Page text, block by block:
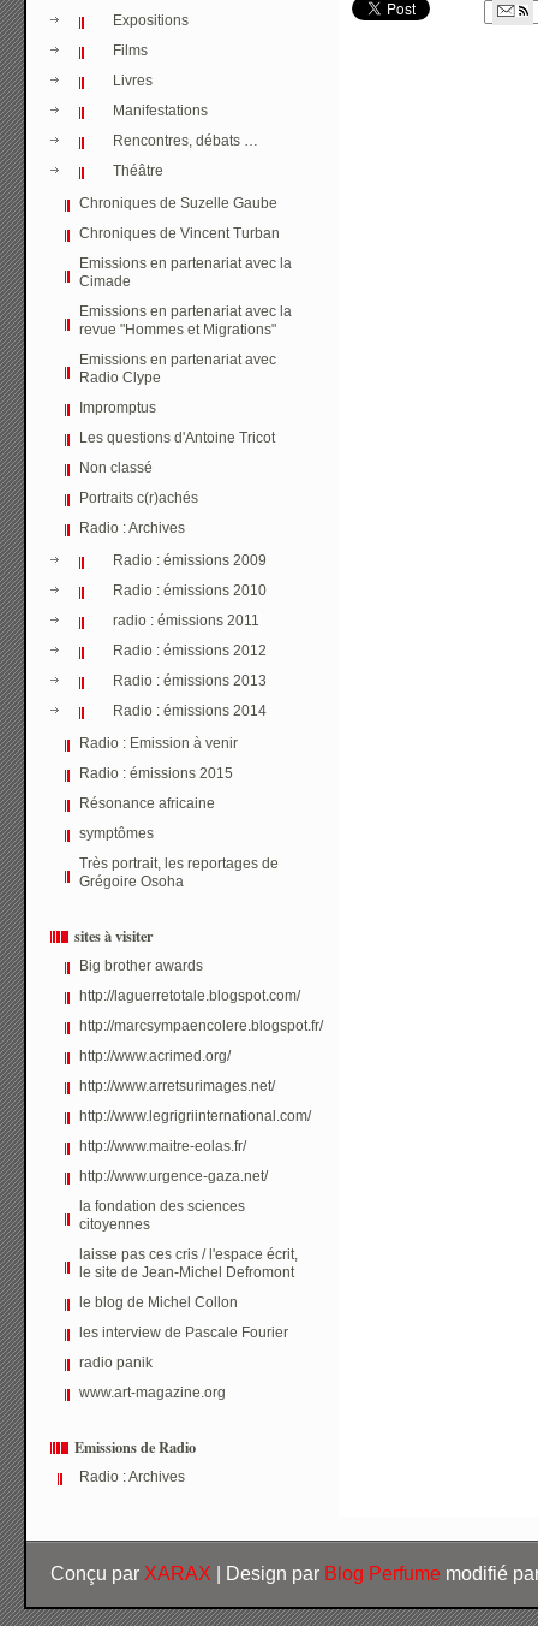
Expositions
Films
Livres
Manifestations
Rencontres, débats …
Théâtre
Chroniques de Suzelle Gaube
Chroniques de Vincent Turban
Emissions en partenariat avec la
Cimade
Emissions en partenariat avec la
revue "Hommes et Migrations"
Emissions en partenariat avec
Radio Clype
Impromptus
Les questions d'Antoine Tricot
Non classé
Portraits c(r)achés
Radio : Archives
Radio : émissions 2009
Radio : émissions 2010
radio : émissions 2011
Radio : émissions 2012
Radio : émissions 2013
Radio : émissions 2014
Radio : Emission à venir
Radio : émissions 2015
Résonance africaine
symptômes
Très portrait, les reportages de
Grégoire Osoha
sites à visiter
Big brother awards
http://laguerretotale.blogspot.com/
http://marcsympaencolere.blogspot.fr/
http://www.acrimed.org/
http://www.arretsurimages.net/
http://www.legrigriinternational.com/
http://www.maitre-eolas.fr/
http://www.urgence-gaza.net/
la fondation des sciences
citoyennes
laisse pas ces cris / l'espace écrit,
le site de Jean-Michel Defromont
le blog de Michel Collon
les interview de Pascale Fourier
radio panik
www.art-magazine.org
Emissions de Radio
Radio : Archives
Conçu par XARAX | Design par Blog Perfume modifié